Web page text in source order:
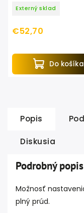
Externý sklad
€52,70
Do košíka
Popis
Diskusia
Podrobný popis
Možnosť
plný prúd.